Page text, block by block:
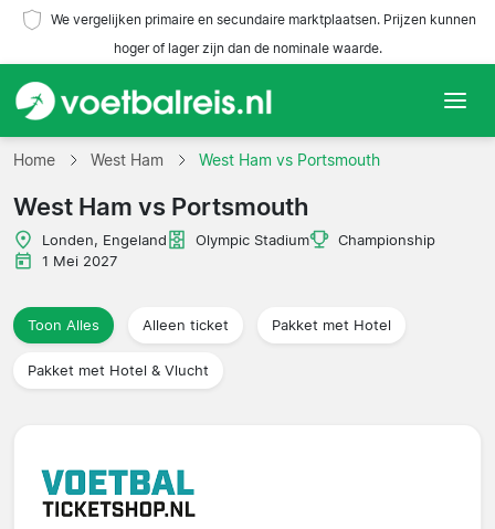
We vergelijken primaire en secundaire marktplaatsen. Prijzen kunnen
hoger of lager zijn dan de nominale waarde.
Home
Teams
Competities
Reisorganisaties
Home West Ham West Ham vs Portsmouth
West Ham vs Portsmouth
Londen, Engeland Olympic Stadium
Championship
1 Mei 2027
Toon Alles Alleen ticket Pakket met Hotel
Pakket met Hotel & Vlucht